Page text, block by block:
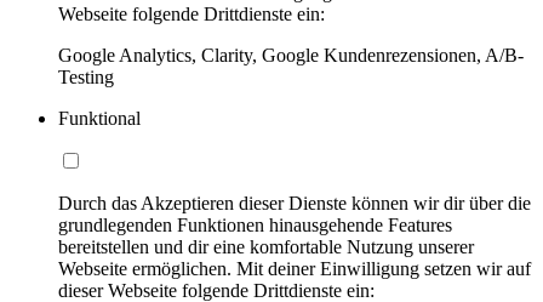
Webseite folgende Drittdienste ein:
Google Analytics, Clarity, Google Kundenrezensionen, A/B-
Testing
Funktional
Durch das Akzeptieren dieser Dienste können wir dir über die
grundlegenden Funktionen hinausgehende Features
bereitstellen und dir eine komfortable Nutzung unserer
Webseite ermöglichen. Mit deiner Einwilligung setzen wir auf
dieser Webseite folgende Drittdienste ein: